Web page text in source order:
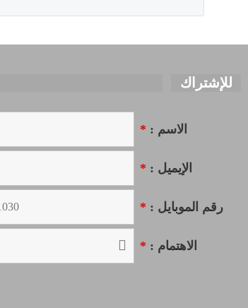
للإشتراك
الاسم : *
الإيميل : *
رقم الموبايل : *
الاهتمام : *